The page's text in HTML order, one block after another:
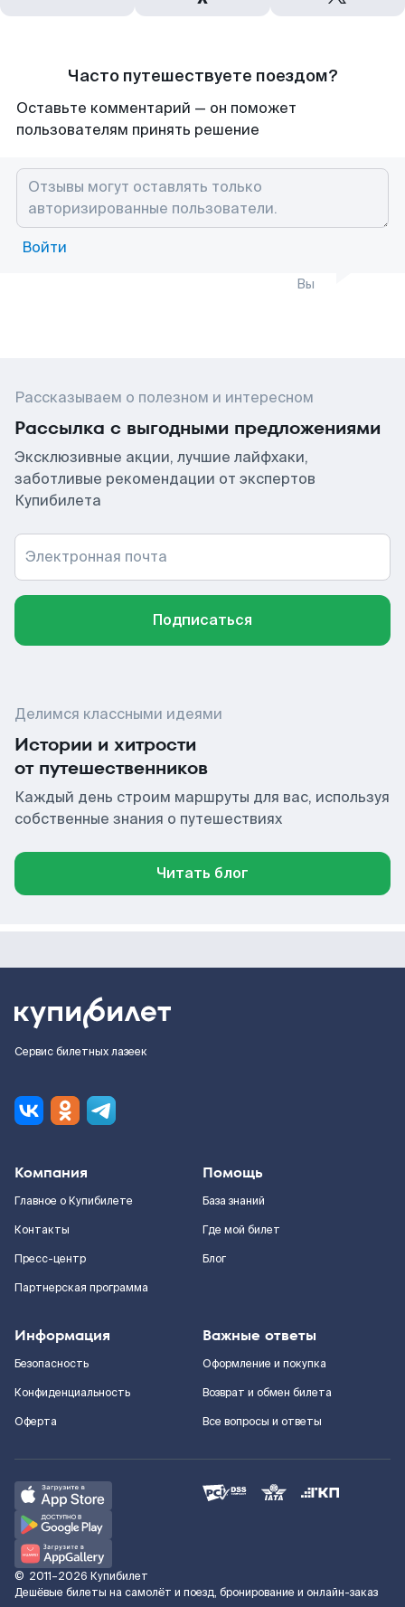
Часто путешествуете поездом?
Оставьте комментарий — он поможет
пользователям принять решение
Войти
Вы
Рассказываем о полезном и интересном
Рассылка с выгодными предложениями
Эксклюзивные акции, лучшие лайфхаки,
заботливые рекомендации от экспертов
Купибилета
Электронная почта
Подписаться
Делимся классными идеями
Истории и хитрости
от путешественников
Каждый день строим маршруты для вас, используя
собственные знания о путешествиях
Читать блог
Сервис билетных лазеек
Компания
Главное о Купибилете
Контакты
Пресс-центр
Партнерская программа
Помощь
База знаний
Где мой билет
Блог
Информация
Безопасность
Конфиденциальность
Оферта
Важные ответы
Оформление и покупка
Возврат и обмен билета
Все вопросы и ответы
© 2011–2026 Купибилет
Дешёвые билеты на самолёт и поезд, бронирование и онлайн-заказ